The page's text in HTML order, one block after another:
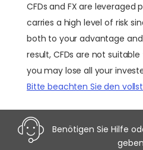
CFDs and FX are leveraged
carries a high level of risk
both to your advantage
result, CFDs are not
you may lose all your
Bitte beachten Sie den
Benötigen Sie Hilfe